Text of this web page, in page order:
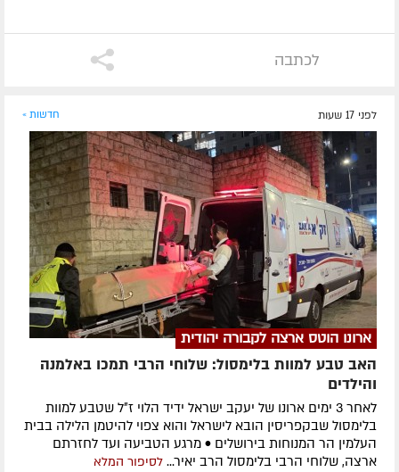
לכתבה
לפני 17 שעות חדשות »
ארונו הוטס ארצה לקבורה יהודית
האב טבע למוות בלימסול: שלוחי הרבי תמכו באלמנה
והילדים
לאחר 3 ימים ארונו של יעקב ישראל ידיד הלוי ז״ל שטבע למוות
בלימסול שבקפריסין הובא לישראל והוא צפוי להיטמן הלילה בבית
העלמין הר המנוחות בירושלים • מרגע הטביעה ועד לחזרתם
ארצה, שלוחי הרבי בלימסול הרב יאיר... לסיפור המלא